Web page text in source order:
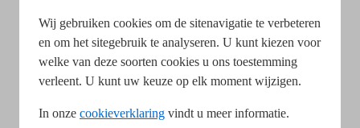
Wij gebruiken cookies om de sitenavigatie te verbeteren
en om het sitegebruik te analyseren. U kunt kiezen voor
welke van deze soorten cookies u ons toestemming
verleent. U kunt uw keuze op elk moment wijzigen.
In onze cookieverklaring vindt u meer informatie.